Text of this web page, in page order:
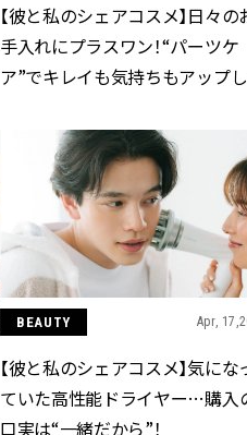
【彼と私のシェアコスメ】日々の
手入れにプラスワン！“パーツケ
ア”でキレイも気持ちもアップ
BEAUTY Apr,
【彼と私のシェアコスメ】気にな
ていた高性能ドライヤー…購入
口実は“一緒だから”！
ない！
抜ける
【落ち
り直し
いetc.悩
ラッシィ]
BEAUTY
忙しい
ボ」を。
のお手
かな肌を
シィ]